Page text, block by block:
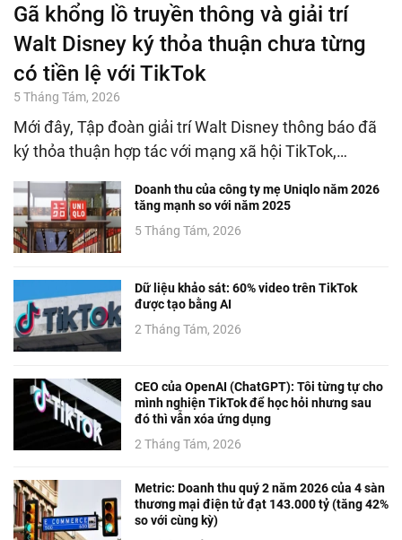
Gã khổng lồ truyền thông và giải trí
Walt Disney ký thỏa thuận chưa từng
có tiền lệ với TikTok
5 Tháng Tám, 2026
Mới đây, Tập đoàn giải trí Walt Disney thông báo đã
ký thỏa thuận hợp tác với mạng xã hội TikTok,…
Doanh thu của công ty mẹ Uniqlo năm 2026
tăng mạnh so với năm 2025
5 Tháng Tám, 2026
Dữ liệu khảo sát: 60% video trên TikTok
được tạo bằng AI
2 Tháng Tám, 2026
CEO của OpenAI (ChatGPT): Tôi từng tự cho
mình nghiện TikTok để học hỏi nhưng sau
đó thì vẫn xóa ứng dụng
2 Tháng Tám, 2026
Metric: Doanh thu quý 2 năm 2026 của 4 sàn
thương mại điện tử đạt 143.000 tỷ (tăng 42%
so với cùng kỳ)